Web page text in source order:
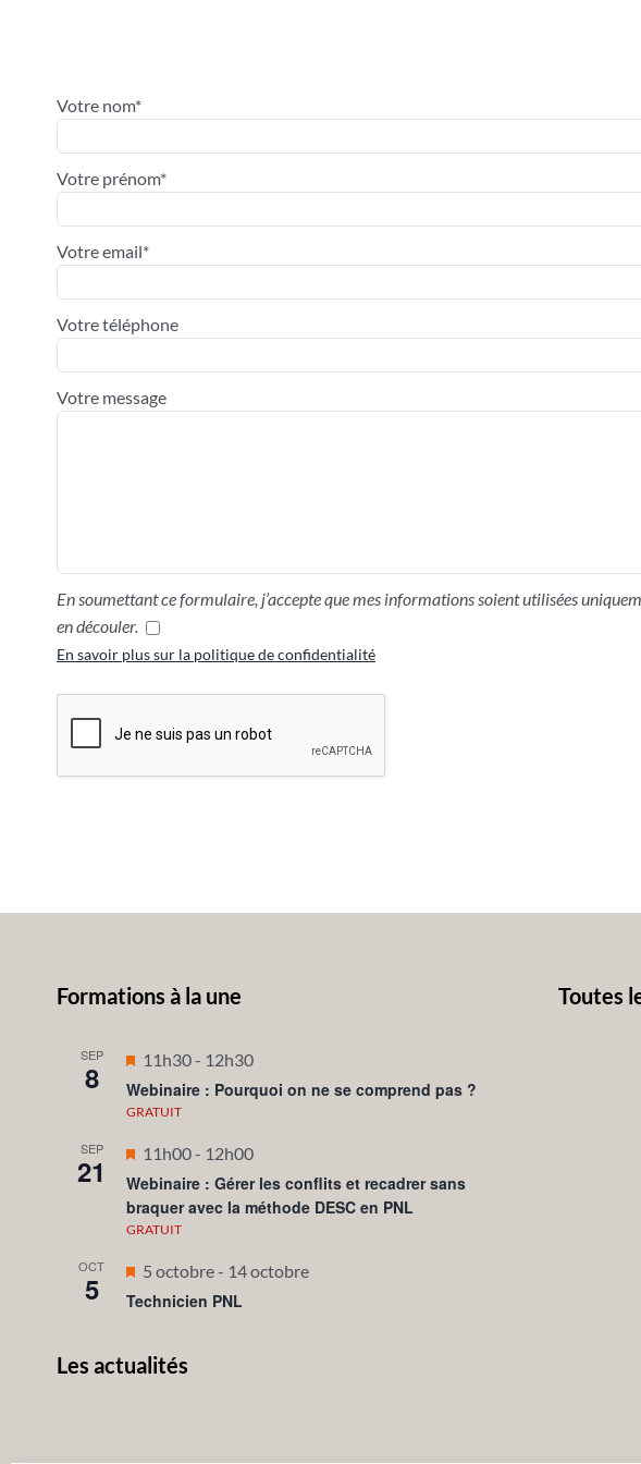
Votre nom*
Votre prénom*
Votre email*
Votre téléphone
Votre message
En soumettant ce formulaire, j’accepte que mes informations soient utilisées
en découler.
En savoir plus sur la politique de confidentialité
Formations à la une
SEP
8
Mis
en
avant
11h30- 12h30
Webinaire : Pourquoi on ne se comprend pas ?
GRATUIT
SEP
21
Mis
en
avant
11h00- 12h00
Webinaire : Gérer les conflits et recadrer sans
braquer avec la méthode DESC en PNL
GRATUIT
OCT
5
Mis
en
5 octobre- 14 octobre
Technicien PNL
Les actualités
Toutes